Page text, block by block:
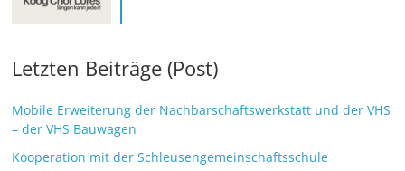
Letzten Beiträge (Post)
Mobile Erweiterung der Nachbarschaftswerkstatt und der VHS
– der VHS Bauwagen
Kooperation mit der Schleusengemeinschaftsschule